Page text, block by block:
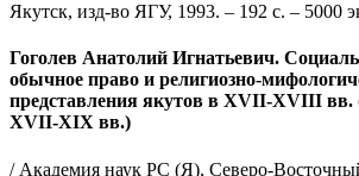
Якутск, изд-во ЯГУ, 1993. – 192 с. – 5000
Гоголев Анатолий Игнатьевич.
обычное право и религиозно-
представления якутов в XVII-XVIII вв.
XVII-XIХ вв.)
/ Академия наук РС (Я), Северо-